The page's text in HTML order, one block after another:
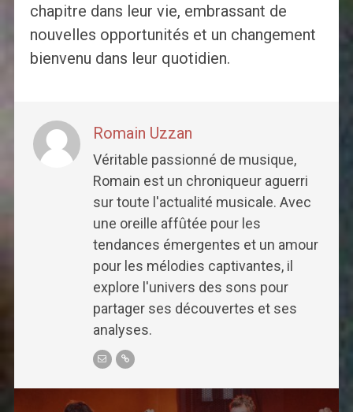
chapitre dans leur vie, embrassant de
nouvelles opportunités et un changement
bienvenu dans leur quotidien.
Romain Uzzan
Véritable passionné de musique,
Romain est un chroniqueur aguerri
sur toute l'actualité musicale. Avec
une oreille affûtée pour les
tendances émergentes et un amour
pour les mélodies captivantes, il
explore l'univers des sons pour
partager ses découvertes et ses
analyses.